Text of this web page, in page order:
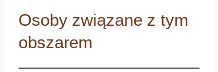
Osoby związane z tym
obszarem